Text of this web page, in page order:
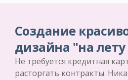
Создание
дизайна "на лету
Не требуется кредитная
расторгать контракты.